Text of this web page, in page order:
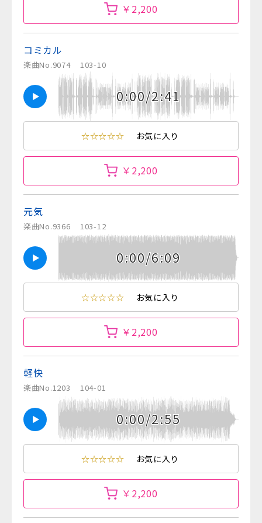
￥2,200
コミカル
楽曲No.9074 103-10
0:00/2:41
☆☆☆☆☆ お気に入り
￥2,200
元気
楽曲No.9366 103-12
0:00/6:09
☆☆☆☆☆ お気に入り
￥2,200
軽快
楽曲No.1203 104-01
0:00/2:55
☆☆☆☆☆ お気に入り
￥2,200